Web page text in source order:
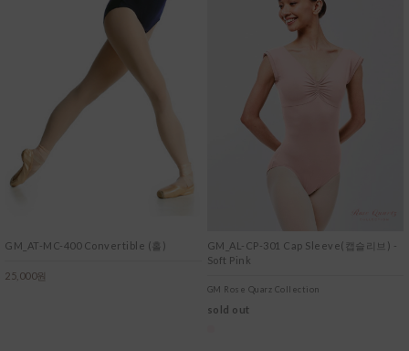
GM_AT-MC-400 Convertible (홀)
25,000원
GM_AL-CP-301 Cap Sleeve(캡슬리브) -
Soft Pink
GM Rose Quarz Collection
sold out